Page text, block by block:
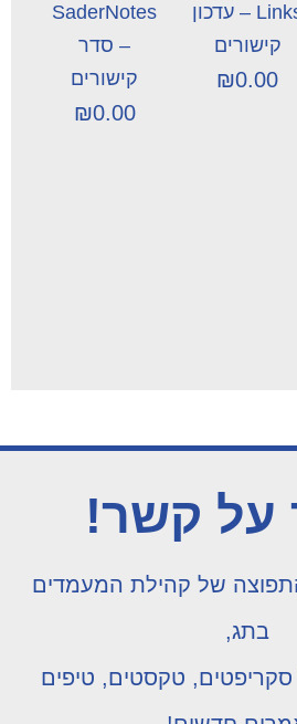
Links – עדכון
קישורים
₪0.00
SaderNotes
– סדר
קישורים
₪0.00
על קשר!
של קהילת המעמדים
בתג,
סקריפטים, טקסטים, טיפים